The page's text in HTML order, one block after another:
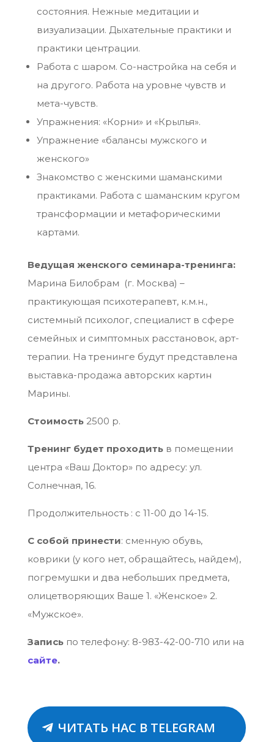
состояния. Нежные медитации и
визуализации. Дыхательные практики и
практики центрации.
Работа с шаром. Со-настройка на себя и
на другого. Работа на уровне чувств и
мета-чувств.
Упражнения: «Корни» и «Крылья».
Упражнение «балансы мужского и
женского»
Знакомство с женскими шаманскими
практиками. Работа с шаманским кругом
трансформации и метафорическими
картами.
Ведущая женского семинара-тренинга:
Марина Билобрам (г. Москва) –
практикующая психотерапевт, к.м.н.,
системный психолог, специалист в сфере
семейных и симптомных расстановок, арт-
терапии. На тренинге будут представлена
выставка-продажа авторских картин
Марины.
Стоимость2500 р.
Тренинг будет проходитьв помещении
центра «Ваш Доктор» по адресу: ул.
Солнечная, 16.
Продолжительность : с 11-00 до 14-15.
С собой принести: сменную обувь,
коврики (у кого нет, обращайтесь, найдем),
погремушки и два небольших предмета,
олицетворяющих Ваше 1. «Женское» 2.
«Мужское».
Запись по телефону: 8-983-42-00-710 или на
сайте.
ЧИТАТЬ НАС В TELEGRAM